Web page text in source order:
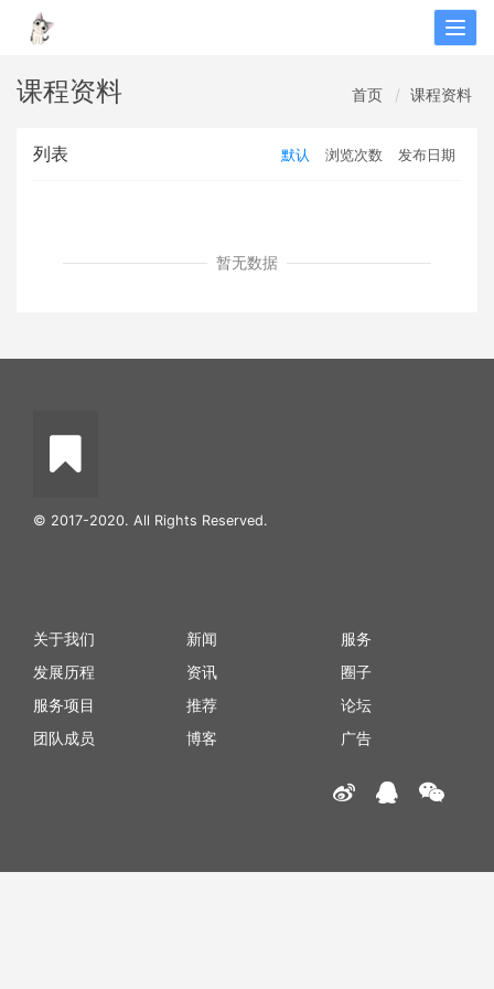
课程资料 首页 课程资料
列表 默认 浏览次数 发布日期
暂无数据
© 2017-2020. All Rights Reserved.
关于我们
发展历程
服务项目
团队成员
新闻
资讯
推荐
博客
服务
圈子
论坛
广告